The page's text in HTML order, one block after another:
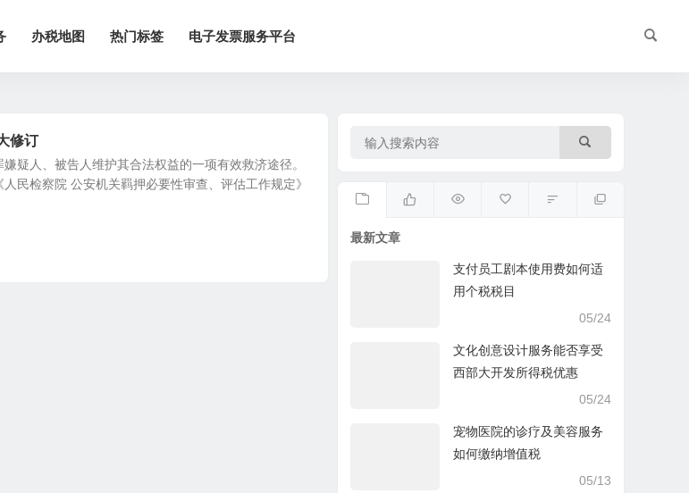
办税地图 热门标签 电子发票服务平台
修订
疑人、被告人维护其合法权益的一项有效救济途径。
民检察院 公安机关羁押必要性审查、评估工作规定》
最新文章
支付员工剧本使用费如何适
用个税税目
05/24
文化创意设计服务能否享受
西部大开发所得税优惠
05/24
宠物医院的诊疗及美容服务
如何缴纳增值税
05/13